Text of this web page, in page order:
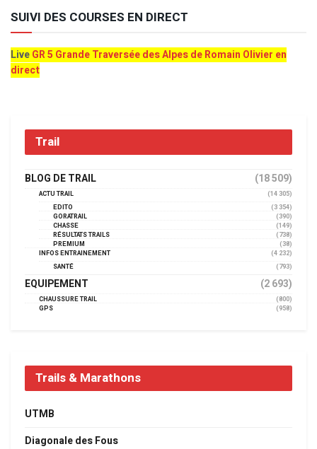
SUIVI DES COURSES EN DIRECT
LiveGR 5 Grande Traversée des Alpes de Romain Olivier en
direct
Trail
BLOG DE TRAIL (18 509)
ACTU TRAIL
(14 305)
EDITO
(3 354)
GORATRAIL
(390)
CHASSE
(149)
RÉSULTATS TRAILS
(738)
PREMIUM
(38)
INFOS ENTRAINEMENT
(4 232)
SANTÉ
(793)
EQUIPEMENT (2 693)
CHAUSSURE TRAIL
(800)
GPS
(958)
Trails & Marathons
UTMB
Diagonale des Fous